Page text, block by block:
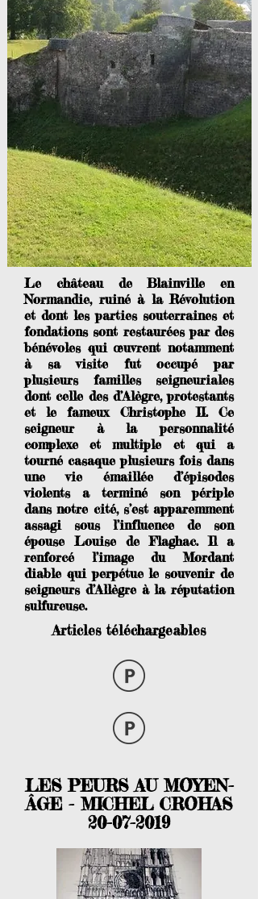
Le château de Blainville en
Normandie, ruiné à la Révolution
et dont les parties souterraines et
fondations sont restaurées par des
bénévoles qui œuvrent notamment
à sa visite fut occupé par
plusieurs familles seigneuriales
dont celle des d’Alègre, protestants
et le fameux Christophe II. Ce
seigneur à la personnalité
complexe et multiple et qui a
tourné casaque plusieurs fois dans
une vie émaillée d’épisodes
violents a terminé son périple
dans notre cité, s’est apparemment
assagi sous l’influence de son
épouse Louise de Flaghac. Il a
renforcé l’image du Mordant
diable qui perpétue le souvenir de
seigneurs d’Allègre à la réputation
sulfureuse.
Articles téléchargeables
LES PEURS AU MOYEN-
ÂGE - MICHEL CROHAS
20-07-2019